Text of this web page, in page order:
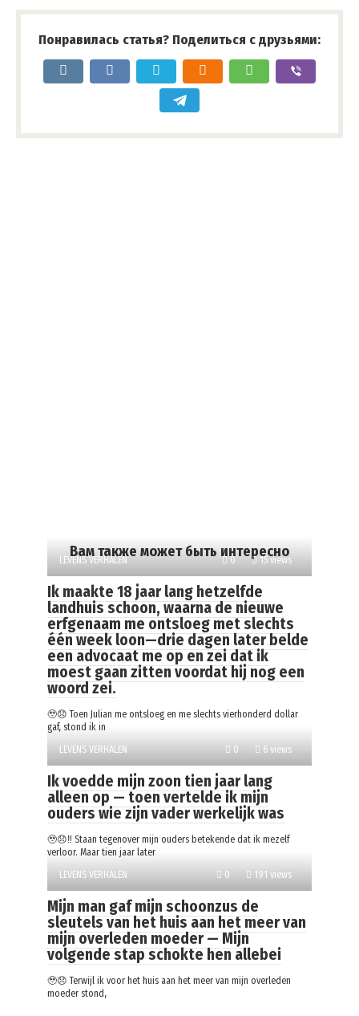
Понравилась статья? Поделиться с друзьями:
Вам также может быть интересно
LEVENS VERHALEN 0 15 views
Ik maakte 18 jaar lang hetzelfde
landhuis schoon, waarna de nieuwe
erfgenaam me ontsloeg met slechts
één week loon—drie dagen later belde
een advocaat me op en zei dat ik
moest gaan zitten voordat hij nog een
woord zei.
🥹😞 Toen Julian me ontsloeg en me slechts vierhonderd dollar
gaf, stond ik in
LEVENS VERHALEN
0 6 views
Ik voedde mijn zoon tien jaar lang
alleen op — toen vertelde ik mijn
ouders wie zijn vader werkelijk was
🥹😞‼️ Staan tegenover mijn ouders betekende dat ik mezelf
verloor. Maar tien jaar later
LEVENS VERHALEN
0 191 views
Mijn man gaf mijn schoonzus de
sleutels van het huis aan het meer van
mijn overleden moeder — Mijn
volgende stap schokte hen allebei
🥹😞 Terwijl ik voor het huis aan het meer van mijn overleden
moeder stond,